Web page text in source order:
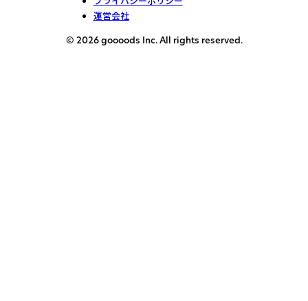
運営会社
© 2026 goooods Inc. All rights reserved.